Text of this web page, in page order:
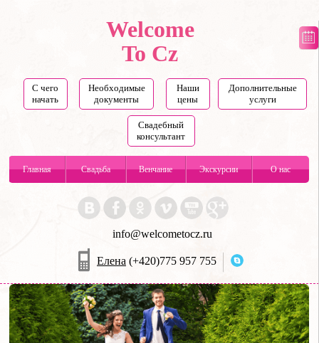
Welcome
To Cz
С чего
начать
Необходимые
документы
Наши
цены
Дополнительные
услуги
Свадебный
консультант
Главная Свадьба Венчание Экскурсии О нас
info@welcometocz.ru
Елена (+420)775 957 755